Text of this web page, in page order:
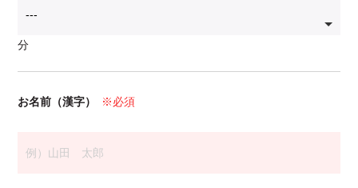
分
お名前（漢字） ※必須